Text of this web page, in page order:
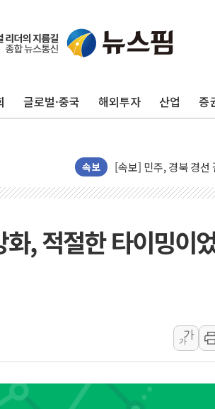
글로벌·중국 해외투자 산업 증
속보
[종합] 김민석, 정청래
민주당 경북도당위원
김민석, 강원·대구·
[속보] 민주, 강원·대
[속보] 민주, 대구 경
[속보] 민주, 강원 경
최태원, 노소영에
하나금융, 명동 소상공
윤준병·이해민 의원,
'호우·산사태 주의보'
풀무원재단, '국제과
, 적절한 타이밍이
가
가